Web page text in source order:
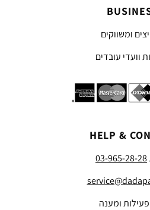
ומשווקים
וועדי עובדים
HELP &
03-965-28-28
ומענה